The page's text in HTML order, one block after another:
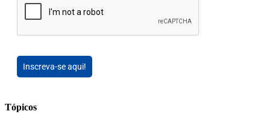
Inscreva-se aqui!
Tópicos